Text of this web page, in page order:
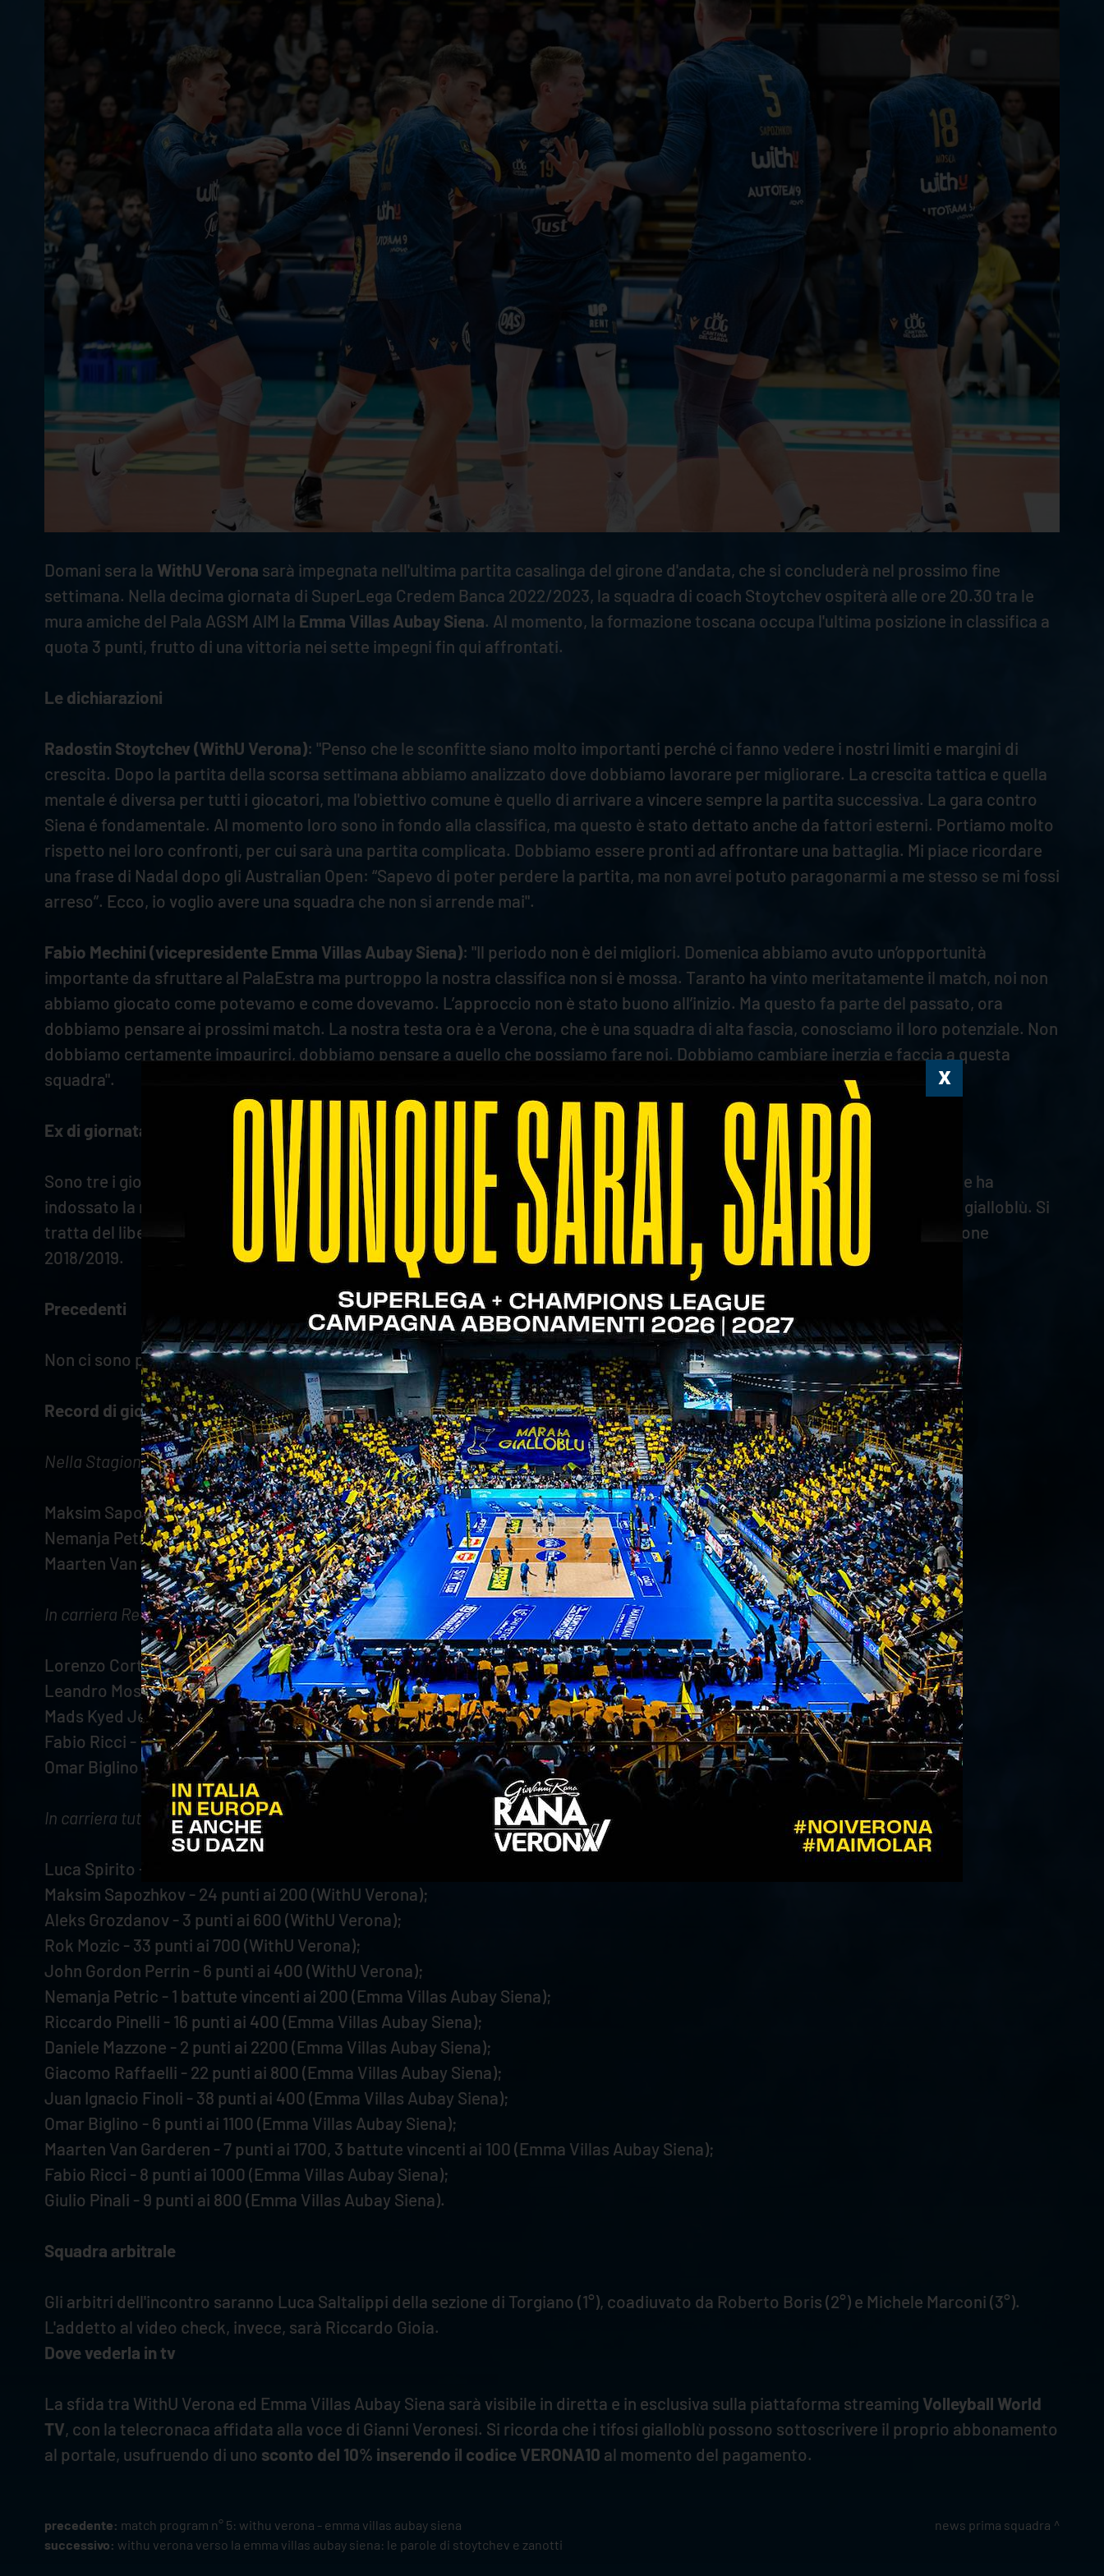
Domani sera la WithU Verona sarà impegnata nell'ultima partita casalinga del girone d'andata, che si concluderà nel prossimo fine
settimana. Nella decima giornata di SuperLega Credem Banca 2022/2023, la squadra di coach Stoytchev ospiterà alle ore 20.30 tra le
mura amiche del Pala AGSM AIM la Emma Villas Aubay Siena. Al momento, la formazione toscana occupa l'ultima posizione in classifica a
quota 3 punti, frutto di una vittoria nei sette impegni fin qui affrontati.
Le dichiarazioni
Radostin Stoytchev (WithU Verona): "Penso che le sconfitte siano molto importanti perché ci fanno vedere i nostri limiti e margini di
crescita. Dopo la partita della scorsa settimana abbiamo analizzato dove dobbiamo lavorare per migliorare. La crescita tattica e quella
mentale é diversa per tutti i giocatori, ma l'obiettivo comune è quello di arrivare a vincere sempre la partita successiva. La gara contro
Siena é fondamentale. Al momento loro sono in fondo alla classifica, ma questo è stato dettato anche da fattori esterni. Portiamo molto
rispetto nei loro confronti, per cui sarà una partita complicata. Dobbiamo essere pronti ad affrontare una battaglia. Mi piace ricordare
una frase di Nadal dopo gli Australian Open: “Sapevo di poter perdere la partita, ma non avrei potuto paragonarmi a me stesso se mi fossi
arreso”. Ecco, io voglio avere una squadra che non si arrende mai".
Fabio Mechini (vicepresidente Emma Villas Aubay Siena): "Il periodo non è dei migliori. Domenica abbiamo avuto un’opportunità
importante da sfruttare al PalaEstra ma purtroppo la nostra classifica non si è mossa. Taranto ha vinto meritatamente il match, noi non
abbiamo giocato come potevamo e come dovevamo. L’approccio non è stato buono all’inizio. Ma questo fa parte del passato, ora
dobbiamo pensare ai prossimi match. La nostra testa ora è a Verona, che è una squadra di alta fascia, conosciamo il loro potenziale. Non
dobbiamo certamente impaurirci, dobbiamo pensare a quello che possiamo fare noi. Dobbiamo cambiare inerzia e faccia a questa
squadra".
Ex di giornata
Sono tre i giocatori che hanno vestito i colori di entrambe le squadre. Tra le fila degli scaligeri troviamo Lorenzo Cortesia, che ha
indossato la maglia dei toscani al loro primo anno nella massima serie (2018/2019). Nel roster di Siena, invece, ci sono due ex gialloblù. Si
tratta del libero Federico Bonami, a Verona tra il 2019 e il 2022, e Riccardo Pinelli, che ha abitato le mura scaligere nella stagione
2018/2019.
Precedenti
Non ci sono precedenti tra le due squadre
Record di giornata
Nella Stagione 2022/2023 Regular Season:
Maksim Sapozhkov - 24 punti ai 200 (WithU Verona);
Nemanja Petric - 30 punti ai 100 (Emma Villas Aubay Siena);
Maarten Van Garderen - 40 punti ai 100 (Emma Villas Aubay Siena).
In carriera Regular Season:
Lorenzo Cortesia - 2 muri vincenti ai 200 (WithU Verona);
Leandro Mosca - 36 punti ai 500 (WithU Verona);
Mads Kyed Jensen - 38 punti ai 500 (WithU Verona);
Fabio Ricci - 1 attacchi vincenti ai 500 (Emma Villas Aubay Siena);
Omar Biglino - 27 punti ai 1000 (Emma Villas Aubay Siena).
In carriera tutte le competizioni:
Luca Spirito - 21 punti ai 500 (WithU Verona);
Maksim Sapozhkov - 24 punti ai 200 (WithU Verona);
Aleks Grozdanov - 3 punti ai 600 (WithU Verona);
Rok Mozic - 33 punti ai 700 (WithU Verona);
John Gordon Perrin - 6 punti ai 400 (WithU Verona);
Nemanja Petric - 1 battute vincenti ai 200 (Emma Villas Aubay Siena);
Riccardo Pinelli - 16 punti ai 400 (Emma Villas Aubay Siena);
Daniele Mazzone - 2 punti ai 2200 (Emma Villas Aubay Siena);
Giacomo Raffaelli - 22 punti ai 800 (Emma Villas Aubay Siena);
Juan Ignacio Finoli - 38 punti ai 400 (Emma Villas Aubay Siena);
Omar Biglino - 6 punti ai 1100 (Emma Villas Aubay Siena);
Maarten Van Garderen - 7 punti ai 1700, 3 battute vincenti ai 100 (Emma Villas Aubay Siena);
Fabio Ricci - 8 punti ai 1000 (Emma Villas Aubay Siena);
Giulio Pinali - 9 punti ai 800 (Emma Villas Aubay Siena).
Squadra arbitrale
Gli arbitri dell'incontro saranno Luca Saltalippi della sezione di Torgiano (1°), coadiuvato da Roberto Boris (2°) e Michele Marconi (3°).
L'addetto al video check, invece, sarà Riccardo Gioia.
Dove vederla in tv
La sfida tra WithU Verona ed Emma Villas Aubay Siena sarà visibile in diretta e in esclusiva sulla piattaforma streaming Volleyball World
TV, con la telecronaca affidata alla voce di Gianni Veronesi. Si ricorda che i tifosi gialloblù possono sottoscrivere il proprio abbonamento
al portale, usufruendo di uno sconto del 10% inserendo il codice VERONA10 al momento del pagamento.
precedente: match program n° 5: withu verona - emma villas aubay siena
successivo: withu verona verso la emma villas aubay siena: le parole di stoytchev e zanotti
news prima squadra